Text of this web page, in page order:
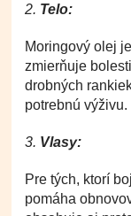
2. Telo:
Moringový olej
zmierňuje
drobných
potrebnú výživu.
3. Vlasy:
Pre tých, ktorí
pomáha